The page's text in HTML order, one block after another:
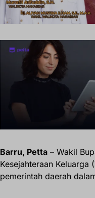
Barru, Petta – Wakil
Kesejahteraan Keluarga
pemerintah daerah